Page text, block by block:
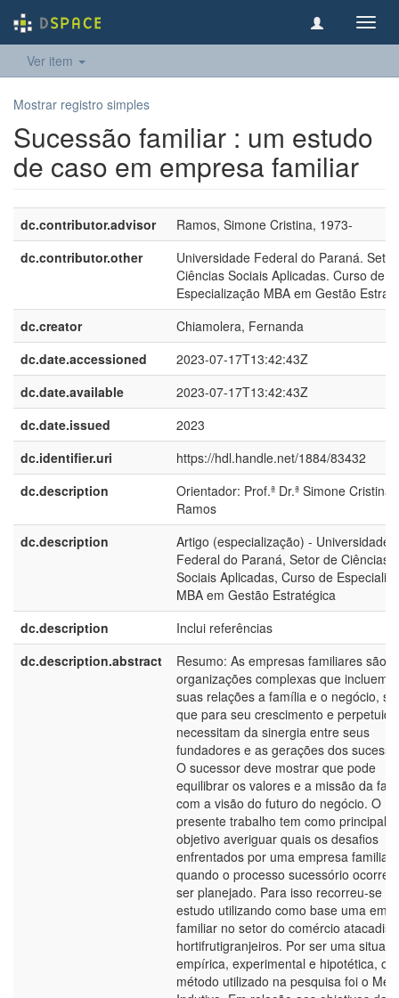
Ver item
Mostrar registro simples
Sucessão familiar : um estudo
de caso em empresa familiar
dc.contributor.advisor
Ramos, Simone Cristina, 1973-
dc.contributor.other
Universidade Federal do Paraná.
Ciências Sociais Aplicadas. Curso de
Especialização MBA em Gestão
dc.creator
Chiamolera, Fernanda
dc.date.accessioned
2023-07-17T13:42:43Z
dc.date.available
2023-07-17T13:42:43Z
dc.date.issued
2023
dc.identifier.uri
https://hdl.handle.net/1884/83432
dc.description
Orientador: Prof.ª Dr.ª Simone Cristina
Ramos
dc.description
Artigo (especialização) - Universidade
Federal do Paraná, Setor de Ciências
Sociais Aplicadas, Curso de
MBA em Gestão Estratégica
dc.description
Inclui referências
dc.description.abstract
Resumo: As empresas familiares são
organizações complexas que incluem
suas relações a família e o negócio,
que para seu crescimento e
necessitam da sinergia entre seus
fundadores e as gerações dos
O sucessor deve mostrar que pode
equilibrar os valores e a missão da
com a visão do futuro do negócio. O
presente trabalho tem como principal
objetivo averiguar quais os desafios
enfrentados por uma empresa familiar
quando o processo sucessório ocorre
ser planejado. Para isso recorreu-se a
estudo utilizando como base uma
familiar no setor do comércio
hortifrutigranjeiros. Por ser uma
empírica, experimental e hipotética, o
método utilizado na pesquisa foi o